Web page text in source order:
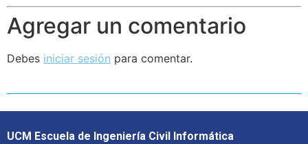
Agregar un comentario
Debes iniciar sesión para comentar.
UCM Escuela de Ingeniería Civil Informática